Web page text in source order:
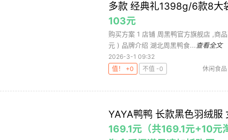
多款 经典礼1398g/6款8大
103元
购买方案 1 店铺 周黑鸭官方旗舰店 ,商
元 ) 品牌介绍 湖北周黑鸭食... 查看全文
2026-3-1 09:32
值！ +0
不值 -0 休闲食品
YAYA鸭鸭 长款黑色羽绒
169.1元（共169.1元+10元